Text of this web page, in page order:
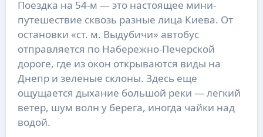
Поездка на 54-м — это настоящее мини-
путешествие сквозь разные лица Киева. От
остановки «ст. м. Выдубичи» автобус
отправляется по Набережно-Печерской
дороге, где из окон открываются виды на
Днепр и зеленые склоны. Здесь еще
ощущается дыхание большой реки — легкий
ветер, шум волн у берега, иногда чайки над
водой.